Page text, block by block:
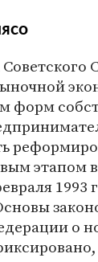
форм
этапом
1993
о